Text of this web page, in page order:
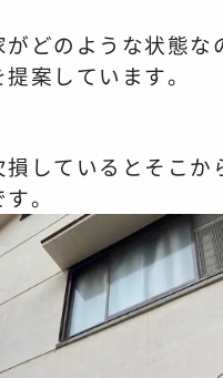
がどのような状態な
案しています。
していると そこか
。